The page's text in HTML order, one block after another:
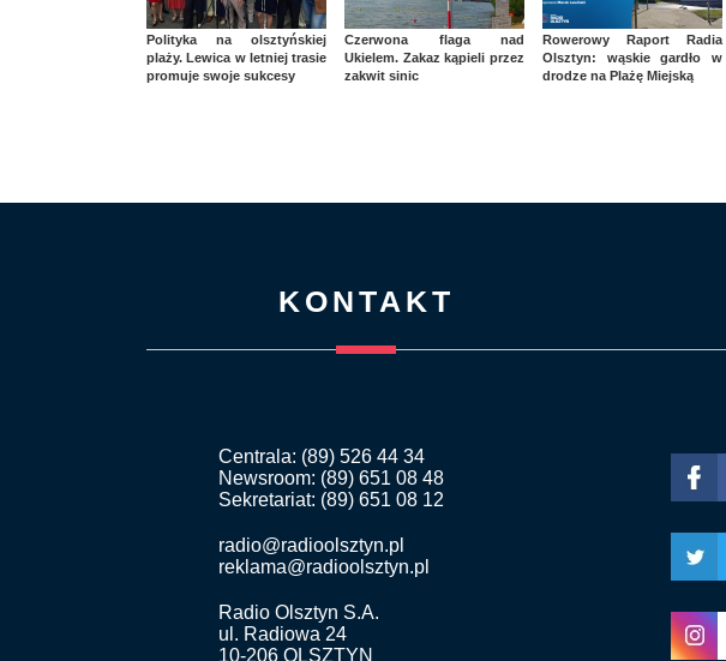
Polityka na olsztyńskiej
plaży. Lewica w letniej trasie
promuje swoje sukcesy
Czerwona flaga nad
Ukielem. Zakaz kąpieli przez
zakwit sinic
Rowerowy Raport Radia
Olsztyn: wąskie gardło w
drodze na Plażę Miejską
KONTAKT
Centrala: (89) 526 44 34
Newsroom: (89) 651 08 48
Sekretariat: (89) 651 08 12
radio@radioolsztyn.pl
reklama@radioolsztyn.pl
Radio Olsztyn S.A.
ul. Radiowa 24
10-206 OLSZTYN